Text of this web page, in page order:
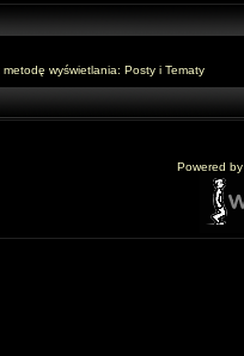
wyświetlania: Posty i Tematy
Powered by